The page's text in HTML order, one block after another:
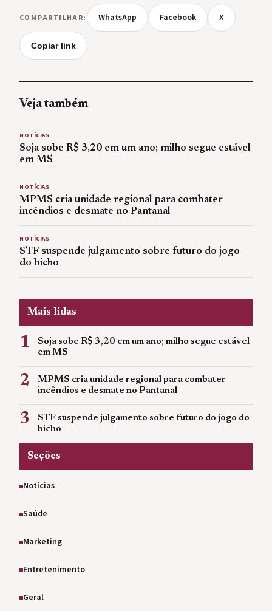
COMPARTILHAR: WhatsApp Facebook X
Copiar link
Veja também
NOTÍCIAS
Soja sobe R$ 3,20 em um ano; milho segue estável
em MS
NOTÍCIAS
MPMS cria unidade regional para combater
incêndios e desmate no Pantanal
NOTÍCIAS
STF suspende julgamento sobre futuro do jogo
do bicho
Mais lidas
1
Soja sobe R$ 3,20 em um ano; milho segue estável
em MS
2
MPMS cria unidade regional para combater
incêndios e desmate no Pantanal
3
STF suspende julgamento sobre futuro do jogo do
bicho
Seções
Notícias
Saúde
Marketing
Entretenimento
Geral